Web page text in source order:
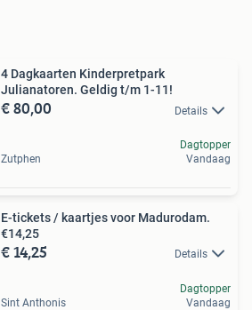
4 Dagkaarten Kinderpretpark
Julianatoren. Geldig t/m 1-11!
€ 80,00 Details
Zutphen
Dagtopper
Vandaag
E-tickets / kaartjes voor Madurodam.
€14,25
€ 14,25 Details
Sint Anthonis
Dagtopper
Vandaag